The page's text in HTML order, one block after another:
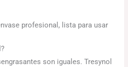
profesional, lista para usar
son iguales. Tresynol